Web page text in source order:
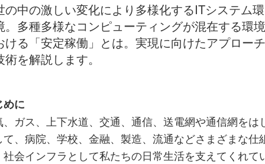
の中の激しい変化により多様化するITシステム環
。多種多様なコンピューティングが混在する環
ける「安定稼働」とは。実現に向けたアプロー
術を解説します。
めに
、ガス、上下水道、交通、通信、送電網や通信網をは
て、病院、学校、金融、製造、流通などさまざまな仕
社会インフラとして私たちの日常生活を支えてくれて